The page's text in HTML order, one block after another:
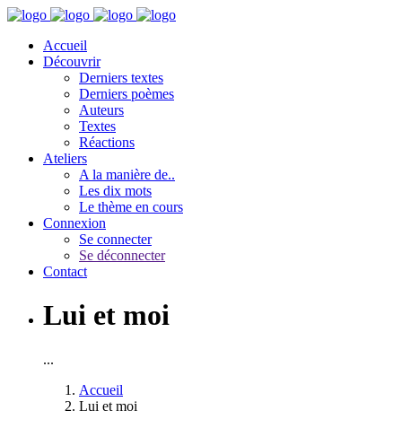
Accueil
Découvrir
Derniers textes
Derniers poèmes
Auteurs
Textes
Réactions
Ateliers
A la manière de..
Les dix mots
Le thème en cours
Connexion
Se connecter
Se déconnecter
Contact
Lui et moi
...
Accueil
Lui et moi